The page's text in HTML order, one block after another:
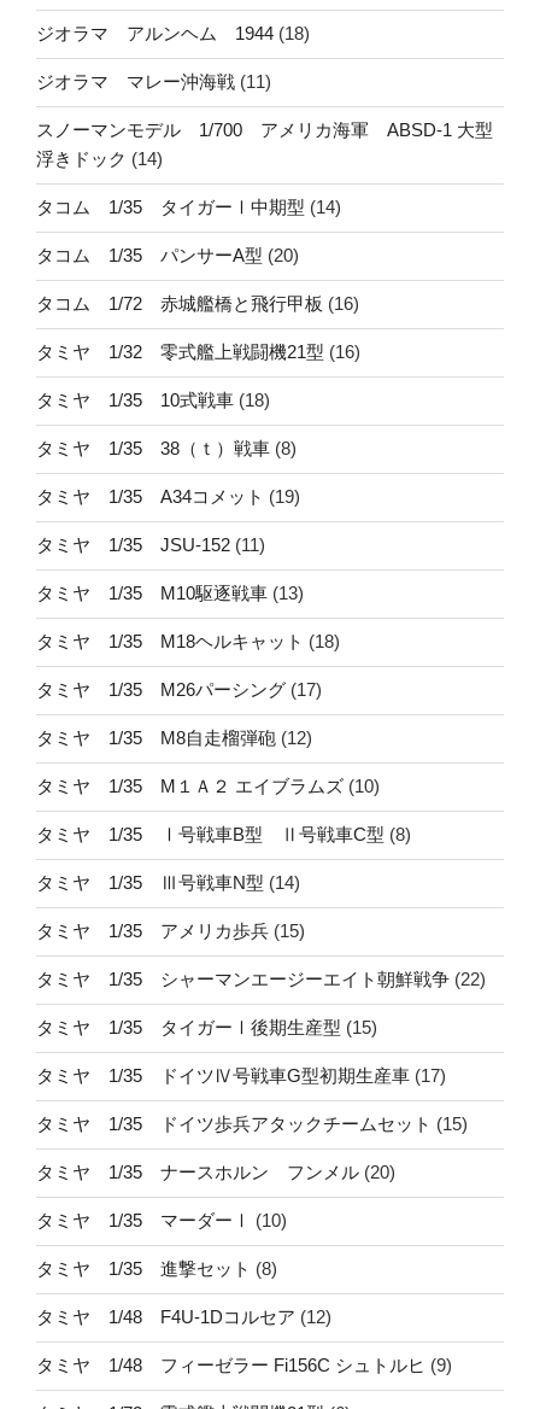
ジオラマ アルンヘム 1944 (18)
ジオラマ マレー沖海戦 (11)
スノーマンモデル 1/700 アメリカ海軍 ABSD-1 大型
浮きドック (14)
タコム 1/35 タイガーⅠ中期型 (14)
タコム 1/35 パンサーA型 (20)
タコム 1/72 赤城艦橋と飛行甲板 (16)
タミヤ 1/32 零式艦上戦闘機21型 (16)
タミヤ 1/35 10式戦車 (18)
タミヤ 1/35 38（ｔ）戦車 (8)
タミヤ 1/35 A34コメット (19)
タミヤ 1/35 JSU-152 (11)
タミヤ 1/35 M10駆逐戦車 (13)
タミヤ 1/35 M18ヘルキャット (18)
タミヤ 1/35 M26パーシング (17)
タミヤ 1/35 M8自走榴弾砲 (12)
タミヤ 1/35 M１Ａ２ エイブラムズ (10)
タミヤ 1/35 Ⅰ号戦車B型 Ⅱ号戦車C型 (8)
タミヤ 1/35 Ⅲ号戦車N型 (14)
タミヤ 1/35 アメリカ歩兵 (15)
タミヤ 1/35 シャーマンエージーエイト朝鮮戦争 (22)
タミヤ 1/35 タイガーⅠ後期生産型 (15)
タミヤ 1/35 ドイツⅣ号戦車G型初期生産車 (17)
タミヤ 1/35 ドイツ歩兵アタックチームセット (15)
タミヤ 1/35 ナースホルン フンメル (20)
タミヤ 1/35 マーダーⅠ (10)
タミヤ 1/35 進撃セット (8)
タミヤ 1/48 F4U-1Dコルセア (12)
タミヤ 1/48 フィーゼラー Fi156C シュトルヒ (9)